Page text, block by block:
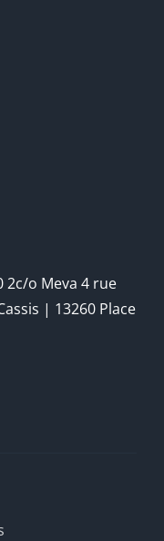
2c/o Meva 4 rue
| 13260 Place